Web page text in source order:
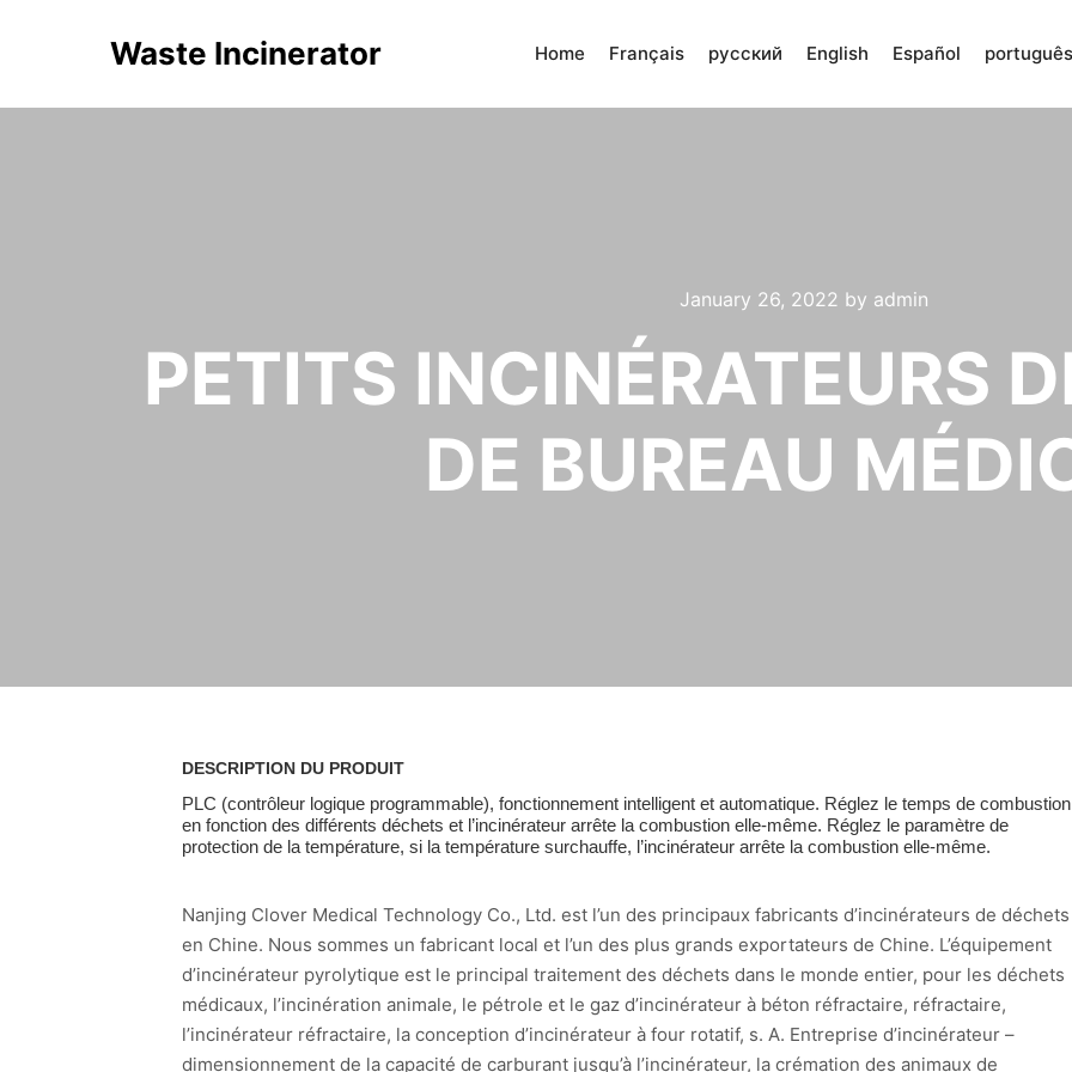
Waste Incinerator Home Français русский English Español português
January 26, 2022 by admin
PETITS INCINÉRATEURS
DE BUREAU
DESCRIPTION DU PRODUIT
PLC (contrôleur logique programmable), fonctionnement intelligent et automatique. Réglez le temps de combustion
en fonction des différents déchets et l’incinérateur arrête la combustion elle-même. Réglez le paramètre de
protection de la température, si la température surchauffe, l’incinérateur arrête la combustion elle-même.
Nanjing Clover Medical Technology Co., Ltd. est l’un des principaux fabricants d’incinérateurs de déchets
en Chine. Nous sommes un fabricant local et l’un des plus grands exportateurs de Chine. L’équipement
d’incinérateur pyrolytique est le principal traitement des déchets dans le monde entier, pour les déchets
médicaux, l’incinération animale, le pétrole et le gaz d’incinérateur à béton réfractaire, réfractaire,
l’incinérateur réfractaire, la conception d’incinérateur à four rotatif, s. A. Entreprise d’incinérateur –
dimensionnement de la capacité de carburant jusqu’à l’incinérateur, la crémation des animaux de